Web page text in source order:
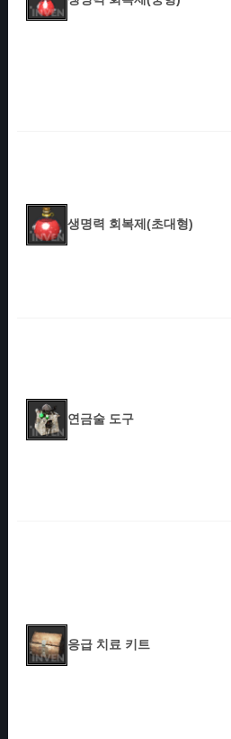
생명력 회복제(초대형)
연금술 도구
응급 치료 키트